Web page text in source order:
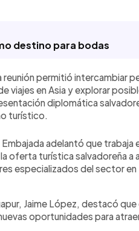
destino para bodas
permitió intercambiar
viajes en Asia y explorar
diplomática
turístico.
adelantó que trabaja
oferta turística salvadoreña a
especializados del sector en
Jaime López, destacó que
oportunidades para